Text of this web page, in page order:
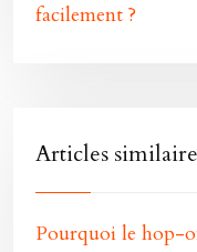
facilement ?
Articles
Pourquoi le hop-